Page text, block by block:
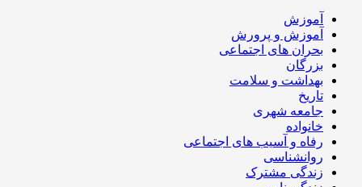
آموزش
آموزش و پرورش
بحران های اجتماعی
بزرگان
بهداشت و سلامت
تاریخ
جامعه شهری
خانواده
رفاه و آسیب های اجتماعی
روانشناسی
زندگی مشترک